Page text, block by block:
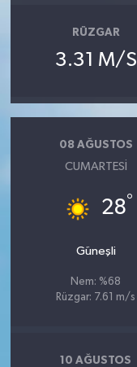
RÜZGAR
3.31 M/S
08 AĞUSTOS
CUMARTESI
28°
Güneşli
Nem: %68
Rüzgar: 7.61 m/s
10 AĞUSTOS